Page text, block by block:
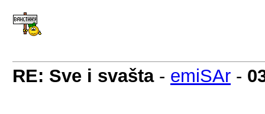
RE: Sve i svašta- emiSAr -